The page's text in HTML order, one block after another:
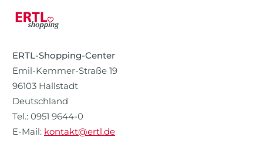
ERTL-Shopping-Center
Emil-Kemmer-Straße 19
96103 Hallstadt
Deutschland
Tel.: 0951 9644-0
E-Mail: kontakt@ertl.de